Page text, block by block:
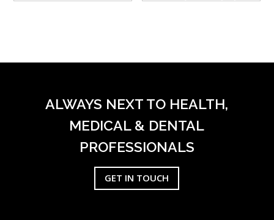
ZW366S
ALWAYS NEXT TO HEALTH,
MEDICAL & DENTAL
PROFESSIONALS
GET IN TOUCH